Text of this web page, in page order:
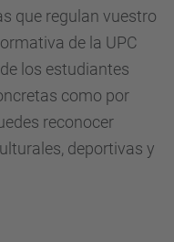
que regulan vuestro
de la UPC
los estudiantes
como por
reconocer
deportivas y